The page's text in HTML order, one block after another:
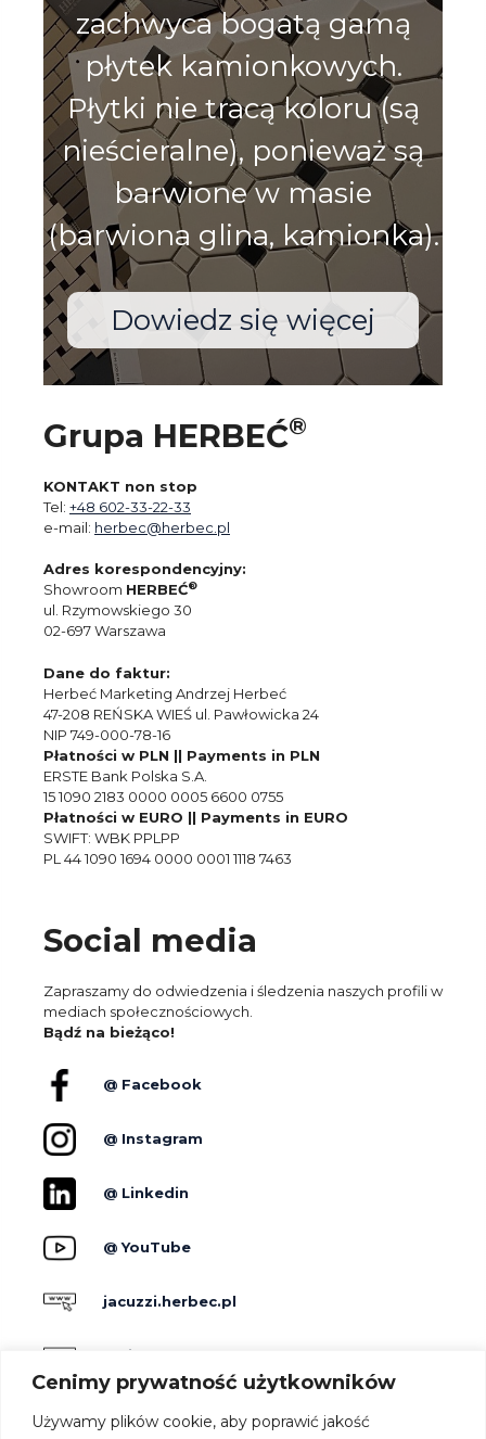
Cenimy prywatność użytkowników
Używamy plików cookie, aby poprawić jakość
zachwyca bogatą gamą
płytek kamionkowych.
Płytki nie tracą koloru (są
nieścieralne), ponieważ są
barwione w masie
(barwiona glina, kamionka).
Dowiedz się więcej
Grupa HERBEĆ®
KONTAKT non stop
Tel: +48 602-33-22-33
e-mail: herbec@herbec.pl
Adres korespondencyjny:
Showroom HERBEĆ®
ul. Rzymowskiego 30
02-697 Warszawa
Dane do faktur:
Herbeć Marketing Andrzej Herbeć
47-208 REŃSKA WIEŚ ul. Pawłowicka 24
NIP 749-000-78-16
Płatności w PLN || Payments in PLN
ERSTE Bank Polska S.A.
15 1090 2183 0000 0005 6600 0755
Płatności w EURO || Payments in EURO
SWIFT: WBK PPLPP
PL 44 1090 1694 0000 0001 1118 7463
Social media
Zapraszamy do odwiedzenia i śledzenia naszych profili w
mediach społecznościowych.
Bądź na bieżąco!
@ Facebook
@ Instagram
@ Linkedin
@ YouTube
jacuzzi.herbec.pl
holidayskypark.pl